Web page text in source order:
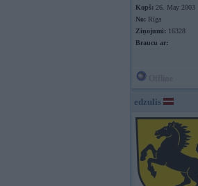
Kopš: 26. May 2003
No: Rīga
Ziņojumi: 16328
Braucu ar:
edzulis